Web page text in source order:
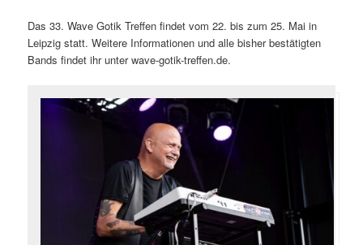
Das 33. Wave Gotik Treffen findet vom 22. bis zum 25. Mai in
Leipzig statt. Weitere Informationen und alle bisher bestätigten
Bands findet ihr unter wave-gotik-treffen.de.